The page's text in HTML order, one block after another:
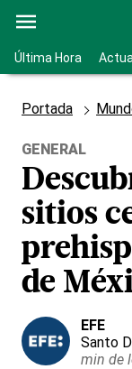
Última Hora
Portada
GENERAL
sitios
de
EFE
Santo
min de